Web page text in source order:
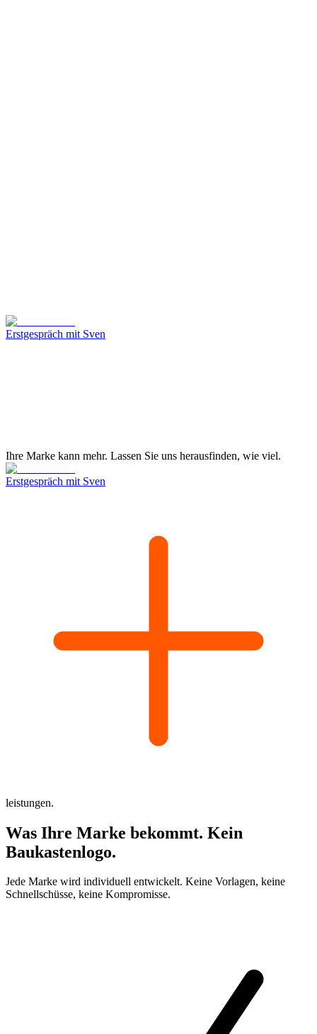
Erstgespräch mit Sven
Ihre Marke kann mehr. Lassen Sie uns herausfinden, wie viel.
Erstgespräch mit Sven
leistungen.
Was Ihre Marke bekommt. Kein
Baukastenlogo.
Jede Marke wird individuell entwickelt. Keine Vorlagen, keine
Schnellschüsse, keine Kompromisse.